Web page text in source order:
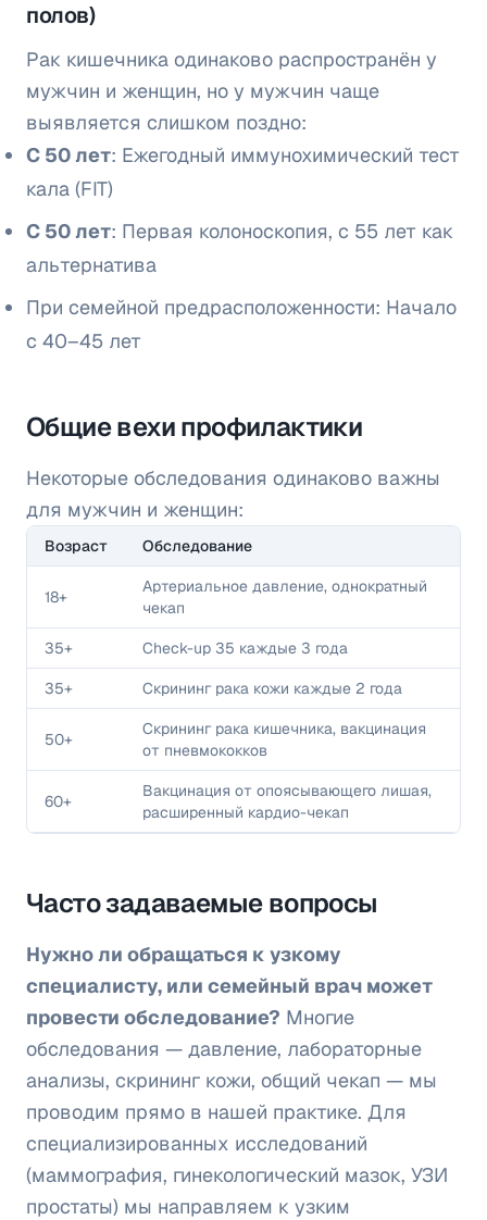
полов)
Рак кишечника одинаково распространён у
мужчин и женщин, но у мужчин чаще
выявляется слишком поздно:
С 50 лет: Ежегодный иммунохимический тест
кала (FIT)
С 50 лет: Первая колоноскопия, с 55 лет как
альтернатива
При семейной предрасположенности: Начало
с 40–45 лет
Общие вехи профилактики
Некоторые обследования одинаково важны
для мужчин и женщин:
Возраст Обследование
18+
Артериальное давление, однократный
чекап
35+ Check-up 35 каждые 3 года
35+ Скрининг рака кожи каждые 2 года
50+
Скрининг рака кишечника, вакцинация
от пневмококков
60+
Вакцинация от опоясывающего лишая,
расширенный кардио-чекап
Часто задаваемые вопросы
Нужно ли обращаться к узкому
специалисту, или семейный врач может
провести обследование? Многие
обследования — давление, лабораторные
анализы, скрининг кожи, общий чекап — мы
проводим прямо в нашей практике. Для
специализированных исследований
(маммография, гинекологический мазок, УЗИ
простаты) мы направляем к узким